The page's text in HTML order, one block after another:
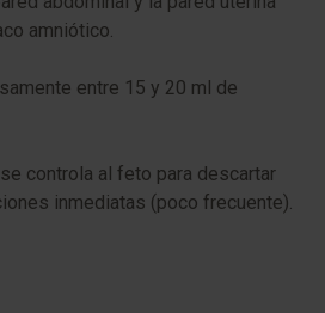
amniótico.
entre 15 y 20 ml de
controla al feto para descartar
inmediatas (poco frecuente).